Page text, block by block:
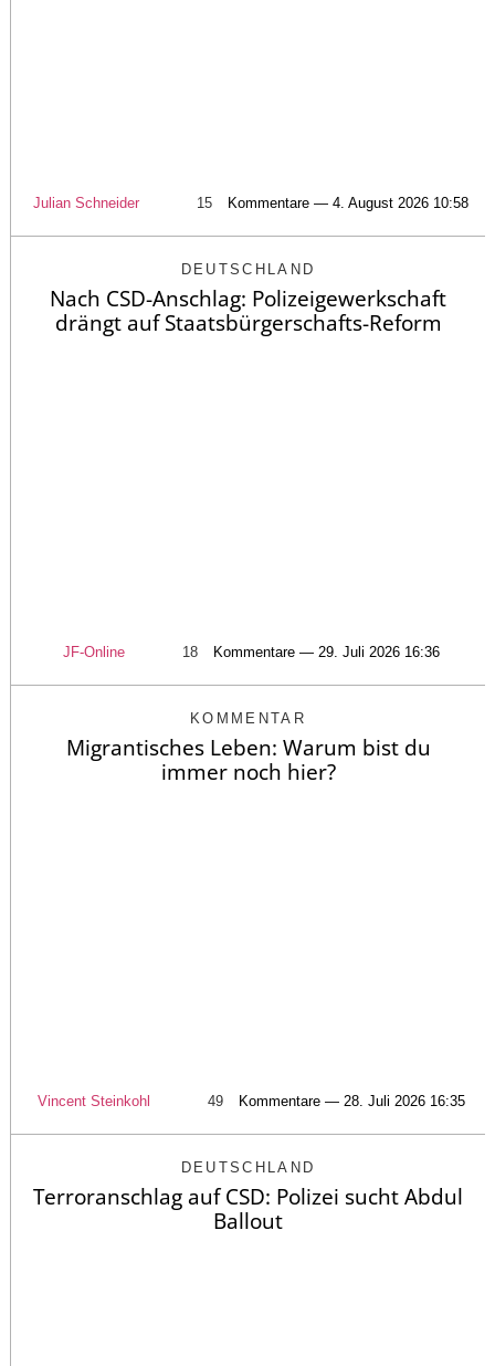
Julian Schneider 15 Kommentare — 4. August 2026 10:58
DEUTSCHLAND
Nach CSD-Anschlag: Polizeigewerkschaft
drängt auf Staatsbürgerschafts-Reform
JF-Online 18 Kommentare — 29. Juli 2026 16:36
KOMMENTAR
Migrantisches Leben: Warum bist du
immer noch hier?
Vincent Steinkohl 49 Kommentare — 28. Juli 2026 16:35
DEUTSCHLAND
Terroranschlag auf CSD: Polizei sucht Abdul
Ballout